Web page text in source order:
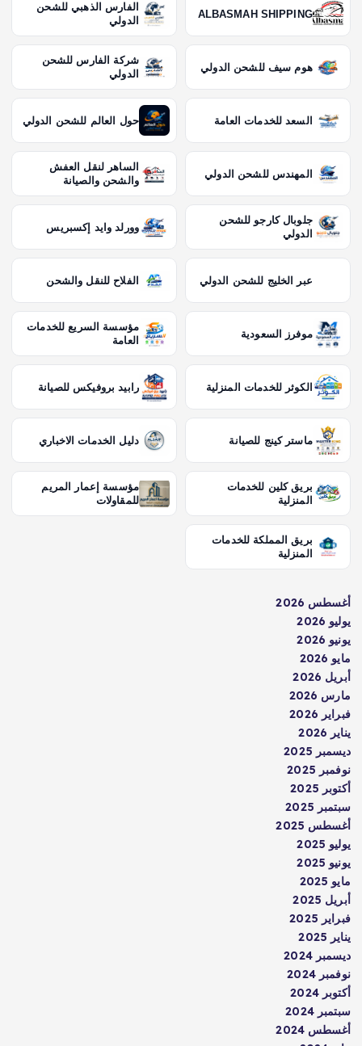
ALBASMAH SHIPPING
الفارس الذهبي للشحن
الدولي
هوم سيف للشحن الدولي
شركة الفارس للشحن
الدولي
السعد للخدمات العامة حول العالم للشحن الدولي
المهندس للشحن الدولي
الساهر لنقل العفش
والشحن والصيانة
جلوبال كارجو للشحن
الدولي
وورلد وايد إكسبريس
عبر الخليج للشحن الدولي الفلاح للنقل والشحن
موفرز السعودية
مؤسسة السريع للخدمات
العامة
الكوثر للخدمات المنزلية رابيد بروفيكس للصيانة
ماستر كينج للصيانة دليل الخدمات الاخباري
بريق كلين للخدمات
المنزلية
مؤسسة إعمار المريم
للمقاولات
بريق المملكة للخدمات
المنزلية
أغسطس 2026
يوليو 2026
يونيو 2026
مايو 2026
أبريل 2026
مارس 2026
فبراير 2026
يناير 2026
ديسمبر 2025
نوفمبر 2025
أكتوبر 2025
سبتمبر 2025
أغسطس 2025
يوليو 2025
يونيو 2025
مايو 2025
أبريل 2025
فبراير 2025
يناير 2025
ديسمبر 2024
نوفمبر 2024
أكتوبر 2024
سبتمبر 2024
أغسطس 2024